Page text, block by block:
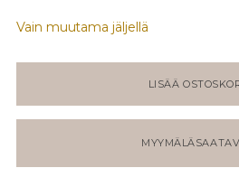
Vain muutama jäljellä
LISÄÄ